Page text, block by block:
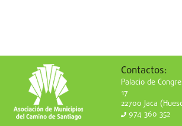
Contactos:
Palacio de
17
22700 Jaca
974 360 352